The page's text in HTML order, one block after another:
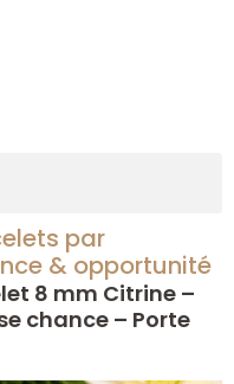
par
& opportunité
8 mm Citrine –
chance – Porte